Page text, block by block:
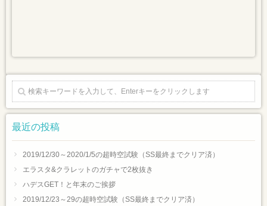
最近の投稿
2019/12/30～2020/1/5の超時空試験（SS最終までクリア済）
エラスタ&クラレットのガチャで2枚抜き
ハデスGET！と年末のご挨拶
2019/12/23～29の超時空試験（SS最終までクリア済）